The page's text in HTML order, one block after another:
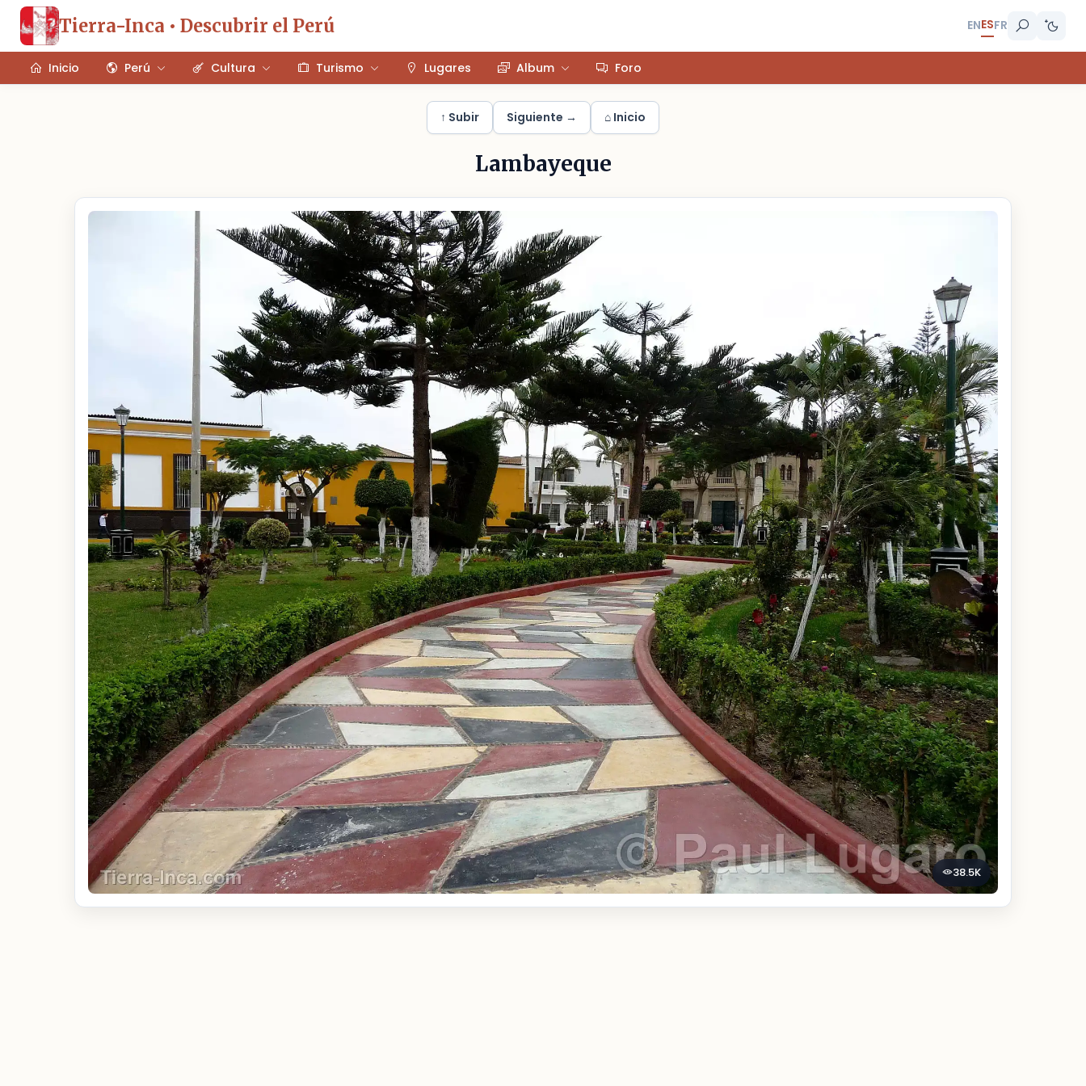
Tierra-Inca • Descubrir el Perú ENESFR
Inicio Perú Cultura Turismo Lugares Album Foro
↑ Subir Siguiente → ⌂ Inicio
Lambayeque
38.5K